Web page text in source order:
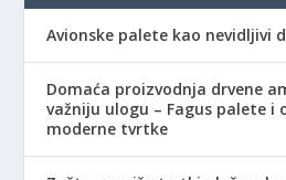
Avionske palete kao nevidljivi
Domaća proizvodnja drvene
važniju ulogu – Fagus palete i
moderne tvrtke